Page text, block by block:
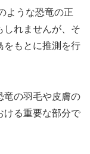
ような恐竜の正
しれませんが、そ
をもとに推測を行
竜の羽毛や皮膚の
ける重要な部分で